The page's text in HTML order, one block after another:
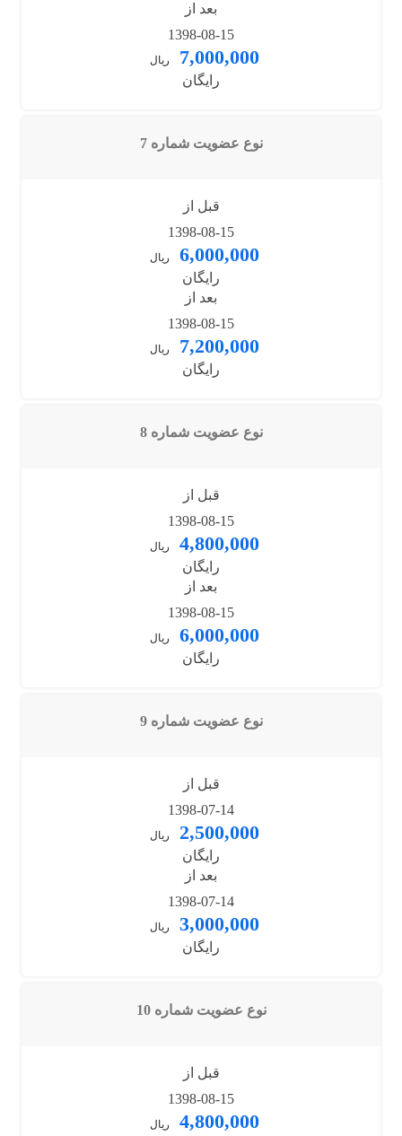
بعد از
1398-08-15
7,000,000 ریال
رایگان
نوع عضویت شماره 7
قبل از
1398-08-15
6,000,000 ریال
رایگان
بعد از
1398-08-15
7,200,000 ریال
رایگان
نوع عضویت شماره 8
قبل از
1398-08-15
4,800,000 ریال
رایگان
بعد از
1398-08-15
6,000,000 ریال
رایگان
نوع عضویت شماره 9
قبل از
1398-07-14
2,500,000 ریال
رایگان
بعد از
1398-07-14
3,000,000 ریال
رایگان
نوع عضویت شماره 10
قبل از
1398-08-15
4,800,000 ریال